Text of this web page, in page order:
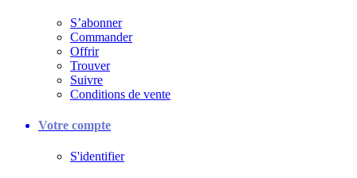
S’abonner
Commander
Offrir
Trouver
Suivre
Conditions de vente
Votre compte
S'identifier